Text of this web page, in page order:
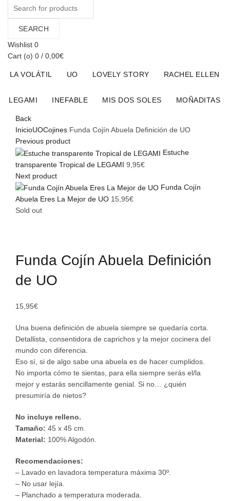
SEARCH
Wishlist 0
Cart (o) 0 / 0,00€
LA VOLÁTIL UO LOVELY STORY RACHEL ELLEN
LEGAMI INEFABLE MIS DOS SOLES MOÑADITAS
Back
InicioUOCojines Funda Cojín Abuela Definición de UO
Previous product
Estuche
transparente Tropical de LEGAMI 9,95€
Next product
Funda Cojín
Abuela Eres La Mejor de UO 15,95€
Sold out
Funda Cojín Abuela Definición
de UO
15,95€
Una buena definición de abuela siempre se quedaría corta.
Detallista, consentidora de caprichos y la mejor cocinera del
mundo con diferencia.
Eso sí, si de algo sabe una abuela es de hacer cumplidos.
No importa cómo te sientas, para ella siempre serás el/la
mejor y estarás sencillamente genial. Si no… ¿quién
presumiría de nietos?
No incluye relleno.
Tamaño: 45 x 45 cm.
Material: 100% Algodón.
Recomendaciones:
– Lavado en lavadora temperatura máxima 30º.
– No usar lejía.
– Planchado a temperatura moderada.